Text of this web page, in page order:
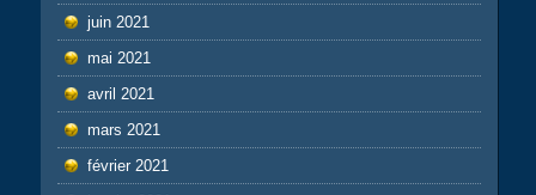
juin 2021
mai 2021
avril 2021
mars 2021
février 2021